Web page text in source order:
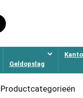
Geldopslag
Productcategorieën